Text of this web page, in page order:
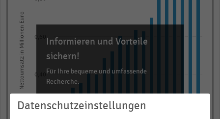
chart
has
axis
displaying
categories.
Range:
Nettoumsatz in Millionen Euro 0,40
0,60
Informieren und Vorteile
sichern!
Für Ihre bequeme und umfassende
Recherche:
Über 300.000 Daten und Kennzahlen
Rund 25.000 Statistiken
Datenschutzeinstellungen